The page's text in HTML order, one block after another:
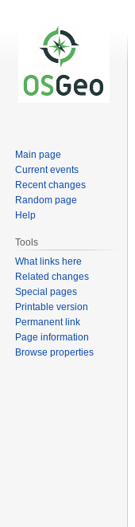
Main page
Current events
Recent changes
Random page
Help
Tools
What links here
Related changes
Special pages
Printable version
Permanent link
Page information
Browse properties